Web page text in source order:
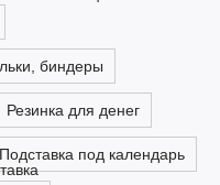
биндеры
Резинка для денег
Подставка под календарь